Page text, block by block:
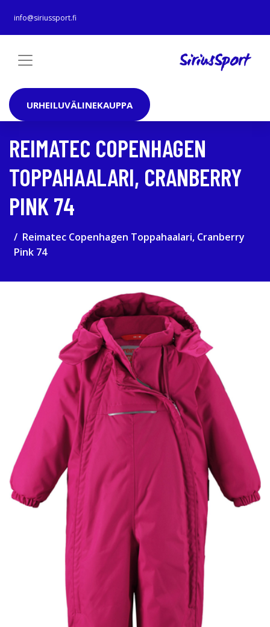
info@siriussport.fi
URHEILUVÄLINEKAUPPA
REIMATEC COPENHAGEN
TOPPAHAALARI, CRANBERRY
PINK 74
Reimatec Copenhagen Toppahaalari, Cranberry
Pink 74